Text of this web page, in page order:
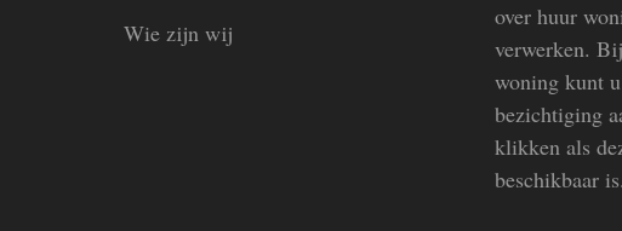
Wie zijn wij
over huur
verwerken.
woning kunt
bezichtiging
klikken als
beschikbaar is.